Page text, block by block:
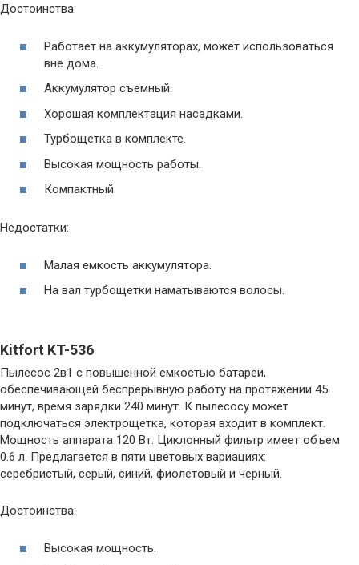
Достоинства:
Работает на аккумуляторах, может использоваться
вне дома.
Аккумулятор съемный.
Хорошая комплектация насадками.
Турбощетка в комплекте.
Высокая мощность работы.
Компактный.
Недостатки:
Малая емкость аккумулятора.
На вал турбощетки наматываются волосы.
Kitfort KT-536
Пылесос 2в1 с повышенной емкостью батареи,
обеспечивающей беспрерывную работу на протяжении 45
минут, время зарядки 240 минут. К пылесосу может
подключаться электрощетка, которая входит в комплект.
Мощность аппарата 120 Вт. Циклонный фильтр имеет объем
0.6 л. Предлагается в пяти цветовых вариациях:
серебристый, серый, синий, фиолетовый и черный.
Достоинства:
Высокая мощность.